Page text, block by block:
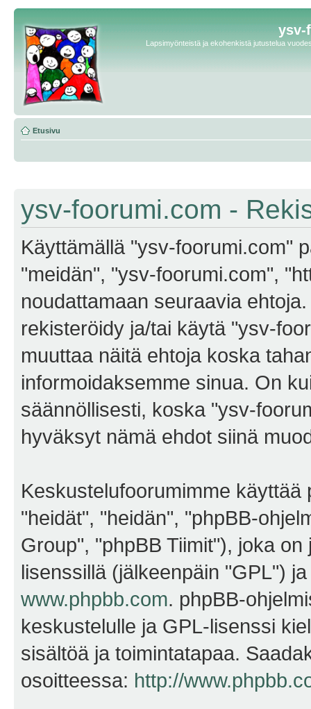
ysv-
Lapsimyönteistä ja ekohenkistä jutustelua
Etusivu
ysv-foorumi.com -
Käyttämällä "ysv-foorumi.com"
"meidän", "ysv-foorumi.com",
noudattamaan seuraavia
rekisteröidy ja/tai käytä "ysv-
muuttaa näitä ehtoja koska
informoidaksemme sinua. On
säännöllisesti, koska "ysv-
hyväksyt nämä ehdot siinä
Keskustelufoorumimme
"heidät", "heidän", "phpBB-
Group", "phpBB Tiimit"), joka on
lisenssillä (jälkeenpäin "GPL")
www.phpbb.com. phpBB-
keskustelulle ja GPL-lisenssi
sisältöä ja toimintatapaa.
osoitteessa: http://